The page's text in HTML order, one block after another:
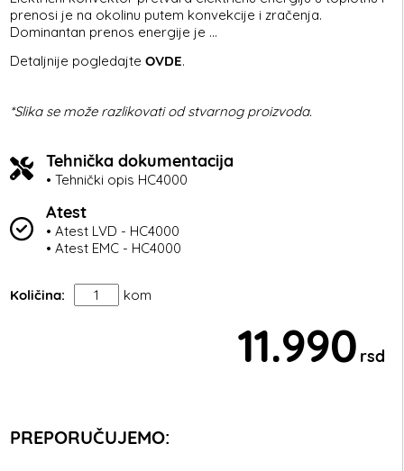
prenosi je na okolinu putem konvekcije i zračenja.
Dominantan prenos energije je ...
Detaljnije pogledajteOVDE.
*Slika se može razlikovati od stvarnog proizvoda.
Tehnička dokumentacija
• Tehnički opis HC4000
Atest
• Atest LVD - HC4000
• Atest EMC - HC4000
Količina: kom
11.990 rsd
PREPORUČUJEMO: